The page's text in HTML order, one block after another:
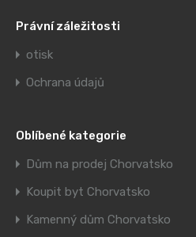
Právní záležitosti
otisk
Ochrana údajů
Oblíbené kategorie
Dům na prodej Chorvatsko
Koupit byt Chorvatsko
Kamenný dům Chorvatsko